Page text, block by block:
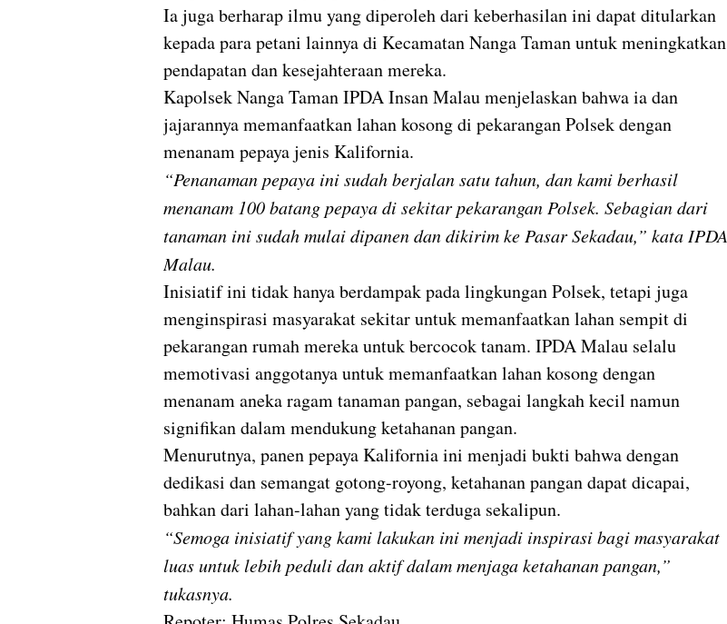
Ia juga berharap ilmu yang diperoleh dari keberhasilan ini dapat ditularkan
kepada para petani lainnya di Kecamatan Nanga Taman untuk meningkatkan
pendapatan dan kesejahteraan mereka.
Kapolsek Nanga Taman IPDA Insan Malau menjelaskan bahwa ia dan
jajarannya memanfaatkan lahan kosong di pekarangan Polsek dengan
menanam pepaya jenis Kalifornia.
“Penanaman pepaya ini sudah berjalan satu tahun, dan kami berhasil
menanam 100 batang pepaya di sekitar pekarangan Polsek. Sebagian dari
tanaman ini sudah mulai dipanen dan dikirim ke Pasar Sekadau,” kata IPDA
Malau.
Inisiatif ini tidak hanya berdampak pada lingkungan Polsek, tetapi juga
menginspirasi masyarakat sekitar untuk memanfaatkan lahan sempit di
pekarangan rumah mereka untuk bercocok tanam. IPDA Malau selalu
memotivasi anggotanya untuk memanfaatkan lahan kosong dengan
menanam aneka ragam tanaman pangan, sebagai langkah kecil namun
signifikan dalam mendukung ketahanan pangan.
Menurutnya, panen pepaya Kalifornia ini menjadi bukti bahwa dengan
dedikasi dan semangat gotong-royong, ketahanan pangan dapat dicapai,
bahkan dari lahan-lahan yang tidak terduga sekalipun.
“Semoga inisiatif yang kami lakukan ini menjadi inspirasi bagi masyarakat
luas untuk lebih peduli dan aktif dalam menjaga ketahanan pangan,”
tukasnya.